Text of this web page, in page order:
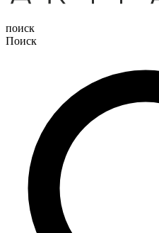
поиск
Поиск